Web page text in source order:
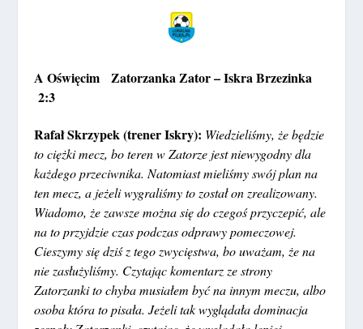
A Oświęcim Zatorzanka Zator – Iskra Brzezinka
2:3
Rafał Skrzypek (trener Iskry): Wiedzieliśmy, że będzie
to ciężki mecz, bo teren w Zatorze jest niewygodny dla
każdego przeciwnika. Natomiast mieliśmy swój plan na
ten mecz, a jeżeli wygraliśmy to został on zrealizowany.
Wiadomo, że zawsze można się do czegoś przyczepić, ale
na to przyjdzie czas podczas odprawy pomeczowej.
Cieszymy się dziś z tego zwycięstwa, bo uważam, że na
nie zasłużyliśmy. Czytając komentarz ze strony
Zatorzanki to chyba musiałem być na innym meczu, albo
osoba która to pisała. Jeżeli tak wyglądała dominacja